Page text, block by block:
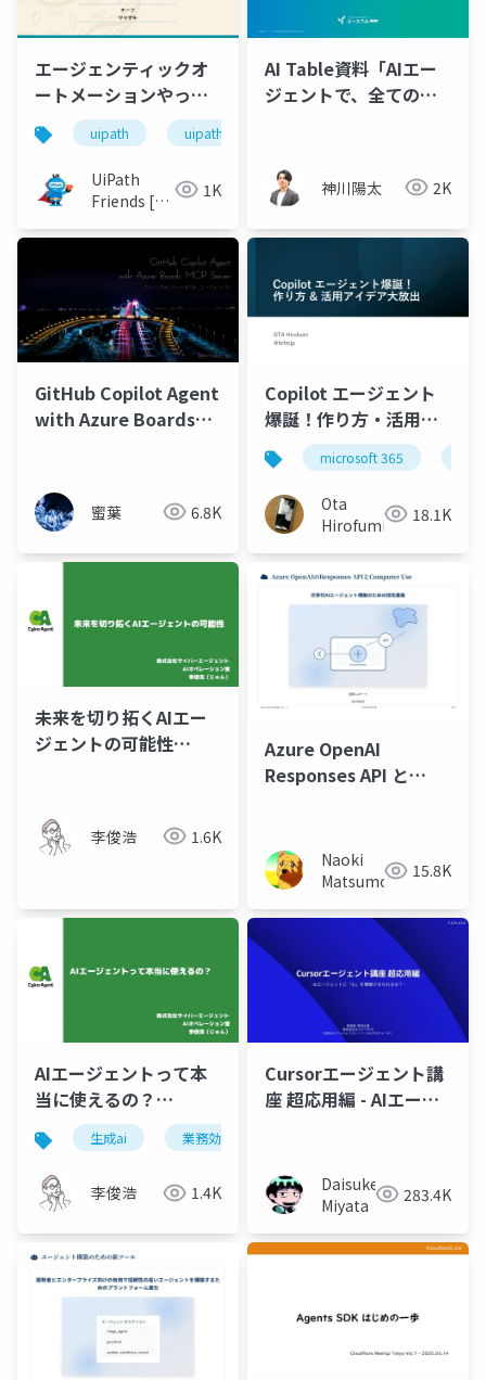
エージェンティックオ
ートメーションやって
みた
uipath uipathfriends
UiPath
Friends [公
1K
AI Table資料「AIエー
ジェントで、全ての社
神川陽太 2K
GitHub Copilot Agent
with Azure Boards
ージェントで。 -
蜜葉 6.8K
Copilot エージェント
爆誕！作り方・活用ア
イデア大放出
microsoft 365
Ota
Hirofumi
18.1K
未来を切り拓くAIエー
ジェントの可能性
李俊浩 1.6K
Azure OpenAI
Responses API と
Naoki
Matsumoto 15.8K
AIエージェントって本
当に使えるの？
_20250326_GMOコラ
ボ 3_26(水) 生成AI大感
謝祭
生成ai 業務効率化
李俊浩 1.4K
Cursorエージェント講
座 超応用編 - AIエージ
Daisuke
Miyata
283.4K